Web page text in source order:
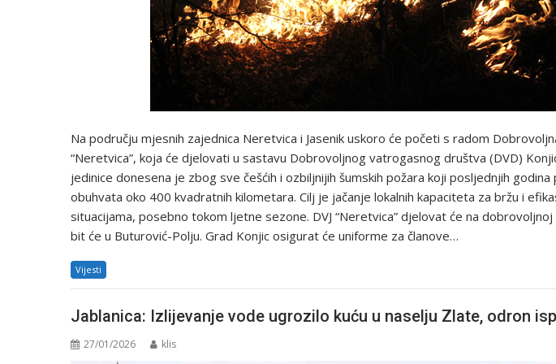
Na području mjesnih zajednica Neretvica i Jasenik uskoro će početi s radom
“Neretvica”, koja će djelovati u sastavu Dobrovoljnog vatrogasnog društva (DVD)
jedinice donesena je zbog sve češćih i ozbiljnijih šumskih požara koji posljednjih
obuhvata oko 400 kvadratnih kilometara. Cilj je jačanje lokalnih kapaciteta za bržu i
situacijama, posebno tokom ljetne sezone. DVJ “Neretvica” djelovat će na
bit će u Buturović-Polju. Grad Konjic osigurat će uniforme za članove…
Vijesti
Jablanica: Izlijevanje vode ugrozilo kuću u naselju Zlate, odron
27/01/2026 klis